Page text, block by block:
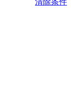
清除条件